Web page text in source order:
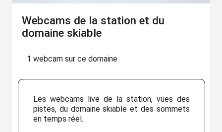
Webcams de la station et du
domaine skiable
1 webcam sur ce domaine
Les webcams live de la station, vues des
pistes, du domaine skiable et des sommets
en temps réel.